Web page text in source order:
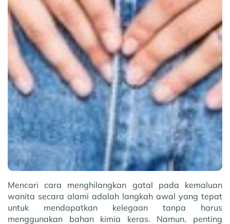
Mencari cara menghilangkan gatal pada kemaluan
wanita secara alami adalah langkah awal yang tepat
untuk mendapatkan kelegaan tanpa harus
menggunakan bahan kimia keras. Namun, penting